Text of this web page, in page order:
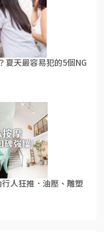
夏天最容易犯的5個NG
行人狂推．油壓、雕塑